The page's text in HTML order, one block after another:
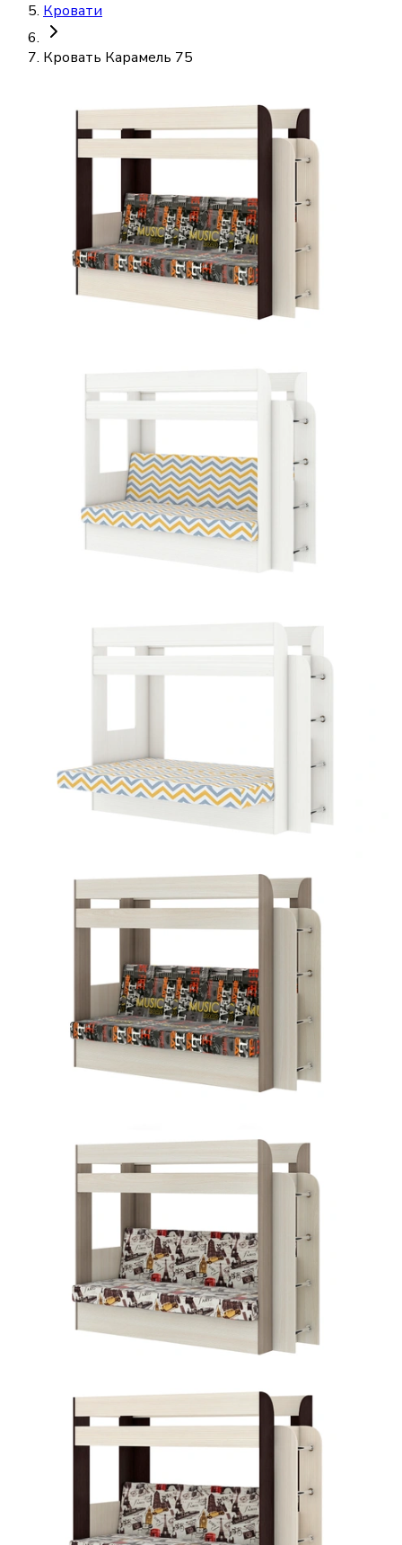
Кровати
Кровать Карамель 75